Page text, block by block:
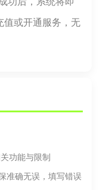
或开通服务，无
功能与限制
准确无误，填写错误